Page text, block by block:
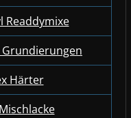
Readdymixe
Härter